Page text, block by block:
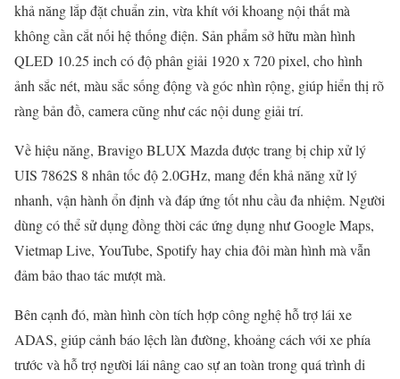
khả năng lắp đặt chuẩn zin, vừa khít với khoang nội thất mà
không cần cắt nối hệ thống điện. Sản phẩm sở hữu màn hình
QLED 10.25 inch có độ phân giải 1920 x 720 pixel, cho hình
ảnh sắc nét, màu sắc sống động và góc nhìn rộng, giúp hiển thị rõ
ràng bản đồ, camera cũng như các nội dung giải trí.
Về hiệu năng, Bravigo BLUX Mazda được trang bị chip xử lý
UIS 7862S 8 nhân tốc độ 2.0GHz, mang đến khả năng xử lý
nhanh, vận hành ổn định và đáp ứng tốt nhu cầu đa nhiệm. Người
dùng có thể sử dụng đồng thời các ứng dụng như Google Maps,
Vietmap Live, YouTube, Spotify hay chia đôi màn hình mà vẫn
đảm bảo thao tác mượt mà.
Bên cạnh đó, màn hình còn tích hợp công nghệ hỗ trợ lái xe
ADAS, giúp cảnh báo lệch làn đường, khoảng cách với xe phía
trước và hỗ trợ người lái nâng cao sự an toàn trong quá trình di